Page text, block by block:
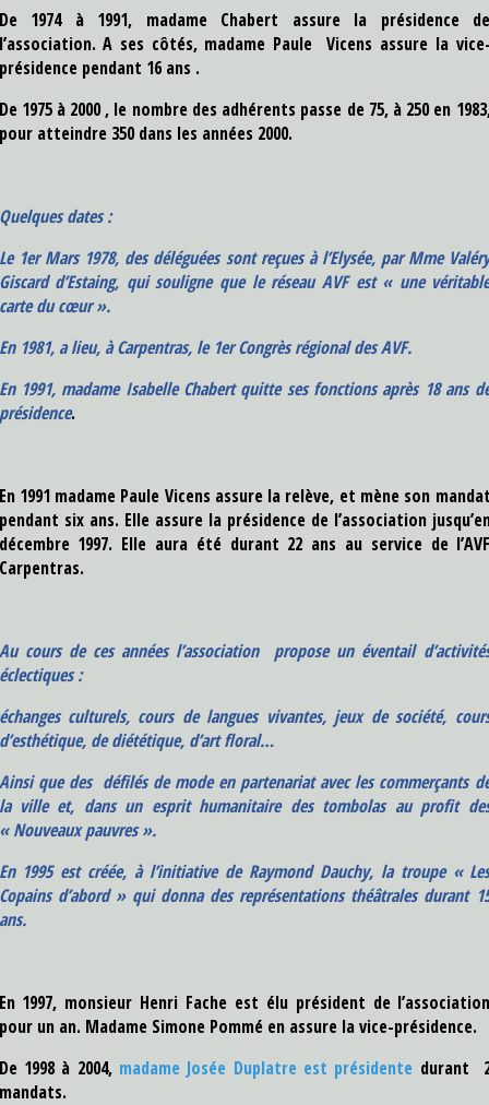
1974 à 1991, madame Chabert assure la présidence
A ses côtés, madame Paule Vicens assure la
pendant 16 ans .
1975 à 2000 , le nombre des adhérents passe de 75, à 250 en
atteindre 350 dans les années 2000.
dates :
1er Mars 1978, des déléguées sont reçues à l’Elysée, par Mme
d’Estaing, qui souligne que le réseau AVF est « une
du cœur ».
1981, a lieu, à Carpentras, le 1er Congrès régional des AVF.
1991, madame Isabelle Chabert quitte ses fonctions après 18 ans
.
1991 madame Paule Vicens assure la relève, et mène son
six ans. Elle assure la présidence de l’association
1997. Elle aura été durant 22 ans au service de
cours de ces années l’association propose un éventail
:
culturels, cours de langues vivantes, jeux de société,
de diététique, d’art floral…
que des défilés de mode en partenariat avec les commerçants
ville et, dans un esprit humanitaire des tombolas au profit
Nouveaux pauvres ».
1995 est créée, à l’initiative de Raymond Dauchy, la troupe «
d’abord » qui donna des représentations théâtrales durant
1997, monsieur Henri Fache est élu président de
un an. Madame Simone Pommé en assure la vice-présidence.
1998 à 2004, madame Josée Duplatre est présidente durant